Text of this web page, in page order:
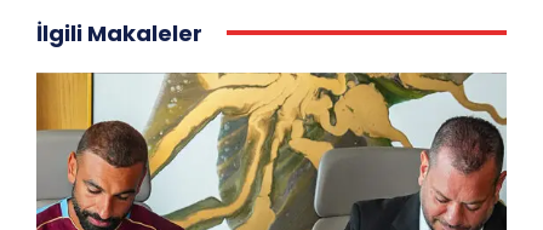
İlgili Makaleler